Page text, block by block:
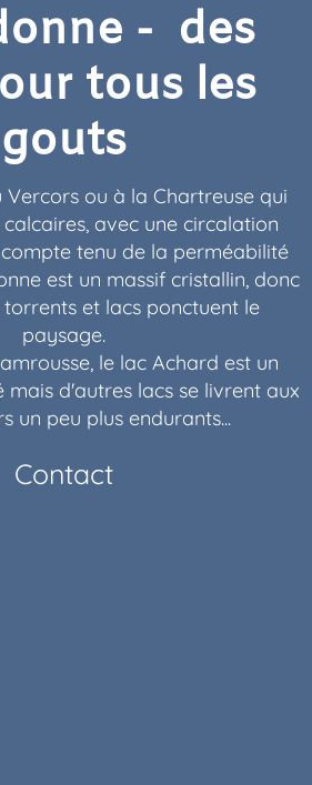
- des
tous les
gouts
ou à la Chartreuse qui
avec une circalation
tenu de la perméabilité
est un massif cristallin, donc
et lacs ponctuent le
paysage.
le lac Achard est un
mais d'autres lacs se livrent aux
un peu plus endurants...
Contact